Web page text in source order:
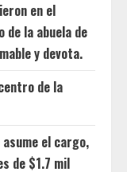
en el
de la abuela de
y devota.
de la
el cargo,
de $1.7 mil